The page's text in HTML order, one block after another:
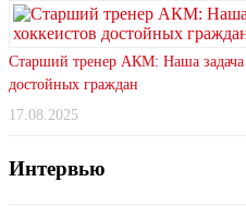
Старший тренер АКМ: Наша задача
достойных граждан
17.08.2025
Интервью